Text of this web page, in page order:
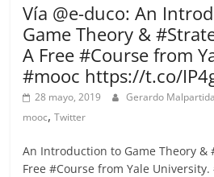
Vía @e-duco: An
Game Theory &
A Free #Course from
#mooc https://t.co/
28 mayo, 2019 Gerardo Malpartida
mooc,Twitter
An Introduction to Game Theory &
Free #Course from Yale University.